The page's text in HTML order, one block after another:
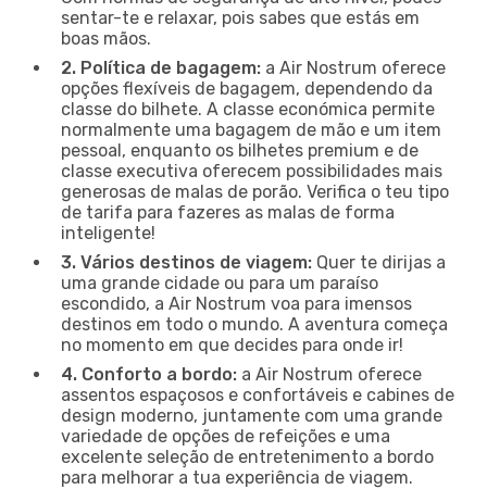
sentar-te e relaxar, pois sabes que estás em
boas mãos.
2. Política de bagagem: a Air Nostrum oferece
opções flexíveis de bagagem, dependendo da
classe do bilhete. A classe económica permite
normalmente uma bagagem de mão e um item
pessoal, enquanto os bilhetes premium e de
classe executiva oferecem possibilidades mais
generosas de malas de porão. Verifica o teu tipo
de tarifa para fazeres as malas de forma
inteligente!
3. Vários destinos de viagem: Quer te dirijas a
uma grande cidade ou para um paraíso
escondido, a Air Nostrum voa para imensos
destinos em todo o mundo. A aventura começa
no momento em que decides para onde ir!
4. Conforto a bordo: a Air Nostrum oferece
assentos espaçosos e confortáveis e cabines de
design moderno, juntamente com uma grande
variedade de opções de refeições e uma
excelente seleção de entretenimento a bordo
para melhorar a tua experiência de viagem.